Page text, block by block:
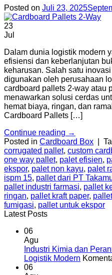
Posted on Juli 23, 2025
23
Jul
Dalam dunia logistik modern
efisiensi dan keberlanjutan
keharusan. Salah satu
digunakan oleh perusahaan
cardboard pallets 2-way atau
menawarkan solusi cerdas
hemat biaya, ringan, dan
Cardboard Pallets […]
Continue reading →
Posted in Cardboard Box
corrugated pallet, custom
one way pallet, palet efisien,
ekspor, palet non kayu, palet
ispm 15, pallet dari PT
pallet industri farmasi, pallet
ringan, pallet kraft paper,
fumigasi, pallet untuk ekspor
Latest Posts
06
Agu
Industri Kimia dan
Logistik Modern
06